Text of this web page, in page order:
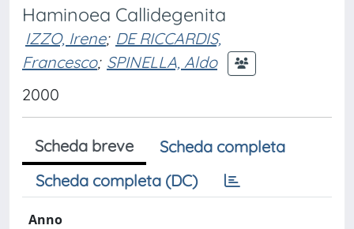
Haminoea Callidegenita
IZZO, Irene; DE RICCARDIS,
Francesco; SPINELLA, Aldo
2000
Scheda breve
Scheda completa
Scheda completa (DC)
Anno